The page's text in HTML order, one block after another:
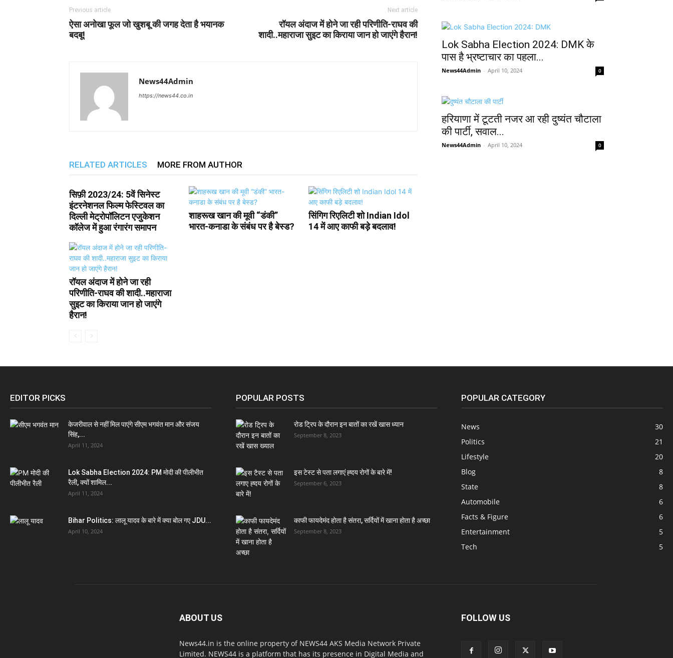
Previous article
ऐसा अनोखा फूल जो खुशबू की जगह देता है भयानक
बदबू!
Next article
रॉयल अंदाज में होने जा रही परिणीति-राघव की
शादी..महाराजा सुइट का किराया जान हो जाएंगे हैरान!
News44Admin
https://news44.co.in
RELATED ARTICLES MORE FROM AUTHOR
सिफ़ी 2023/24: 5वें सिनेस्ट
इंटरनेशनल फिल्म फेस्टिवल का
दिल्ली मेट्रोपॉलिटन एजुकेशन
कॉलेज में हुआ रंगारंग समापन
शाहरूख खान की मूवी “डंकी”
भारत-कनाडा के संबंध पर है बेस्ड?
सिंगिग रिएलिटी शो Indian Idol
14 में आए काफी बड़े बदलाव!
रॉयल अंदाज में होने जा रही
परिणीति-राघव की शादी..महाराजा
सुइट का किराया जान हो जाएंगे
हैरान!
Lok Sabha Election 2024: DMK के
पास है भ्रष्टाचार का पहला...
News44Admin - April 10, 2024 0
हरियाणा में टूटती नजर आ रही दुष्यंत चौटाला
की पार्टी, सवाल...
News44Admin - April 10, 2024 0
EDITOR PICKS
केजरीवाल से नहीं मिल पाएंगे सीएम भगवंत मान और संजय
सिंह,...
April 11, 2024
Lok Sabha Election 2024: PM मोदी की पीलीभीत
रैली, क्यों शामिल...
April 11, 2024
Bihar Politics: लालू यादव के बारे में क्या बोल गए JDU...
April 10, 2024
POPULAR POSTS
रोड ट्रिप के दौरान इन बातों का रखें खास ध्यान
September 8, 2023
इस टेस्ट से पता लगाएं ह्दय रोगों के बारे में!
September 6, 2023
काफी फायदेमंद होता है संतरा, सर्दियों में खाना होता है अच्छा
September 8, 2023
POPULAR CATEGORY
News
30
Politics
21
Lifestyle
20
Blog
8
State
8
Automobile
6
Facts & Figure
6
Entertainment
5
Tech
5
ABOUT US
News44.in is the online property of NEWS44 AKS Media Network Private
Limited. NEWS44 is a platform that has its presence in Digital Media and
FOLLOW US